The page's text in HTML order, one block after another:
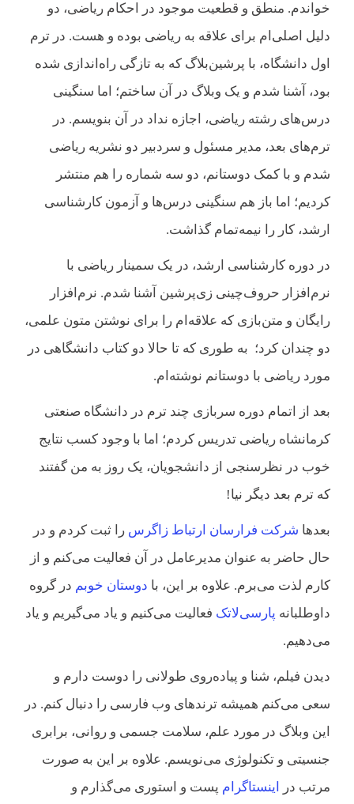
خواندم. منطق و قطعیت موجود در احکام ریاضی، دو
دلیل اصلی‌ام برای علاقه به ریاضی بوده و هست. در ترم
اول دانشگاه، با پرشین‌بلاگ که به تازگی راه‌اندازی شده
بود، آشنا شدم و یک وبلاگ در آن ساختم؛ اما سنگینی
درس‌های رشته ریاضی، اجازه نداد در آن بنویسم. در
ترم‌های بعد، مدیر مسئول و سردبیر دو نشریه ریاضی
شدم و با کمک دوستانم، دو سه شماره را هم منتشر
کردیم؛ اما باز هم سنگینی درس‌ها و آزمون کارشناسی
ارشد، کار را نیمه‌تمام گذاشت.
در دوره کارشناسی ارشد، در یک سمینار ریاضی با
نرم‌افزار حروف‌چینی زی‌پرشین آشنا شدم. نرم‌افزار
رایگان و متن‌بازی که علاقه‌ام را برای نوشتن متون علمی،
دو چندان کرد؛ به طوری که تا حالا دو کتاب دانشگاهی در
مورد ریاضی با دوستانم نوشته‌ام.
بعد از اتمام دوره سربازی چند ترم در دانشگاه صنعتی
کرمانشاه ریاضی تدریس کردم؛ اما با وجود کسب نتایج
خوب در نظرسنجی از دانشجویان، یک روز به من گفتند
که ترم بعد دیگر نیا!
بعدها شرکت فرارسان ارتباط زاگرس را ثبت کردم و در
حال حاضر به عنوان مدیرعامل در آن فعالیت می‌کنم و از
کارم لذت می‌برم. علاوه بر این، با دوستان خوبم در گروه
داوطلبانه پارسی‌لاتک فعالیت می‌کنیم و یاد می‌گیریم و یاد
می‌دهیم.
دیدن فیلم، شنا و پیاده‌روی طولانی را دوست دارم و
سعی می‌کنم همیشه ترندهای وب فارسی را دنبال کنم. در
این وبلاگ در مورد علم، سلامت جسمی و روانی، برابری
جنسیتی و تکنولوژی می‌نویسم. علاوه بر این به صورت
مرتب در
اینستاگرام پست و استوری می‌گذارم و